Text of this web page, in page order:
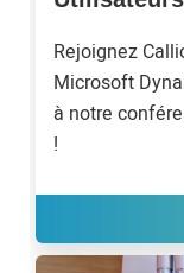
Rejoignez
Microsoft
à notre
!